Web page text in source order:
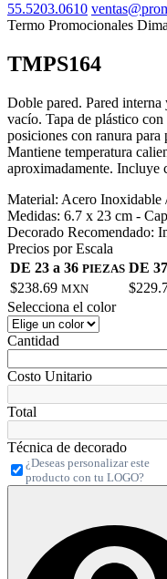
55.5203.0610
Termo Promocionales
TMPS164
Doble pared. Pared
vacío. Tapa de plástico
posiciones con ranura
Mantiene temperatura
aproximadamente. Incluye
Material: Acero Inoxidable
Medidas: 6.7 x 23 cm -
Decorado Recomendado:
Precios por Escala
DE 23 a 36 PIEZAS DE
$238.69 MXN
Selecciona el color
Cantidad
Costo Unitario
Total
Técnica de decorado
¿Deseas personalizar este
producto con tu LOGO?